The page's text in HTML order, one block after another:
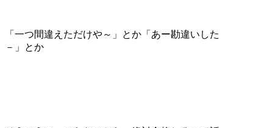
「一つ間違えただけや～」とか「あー勘違いした
－」とか